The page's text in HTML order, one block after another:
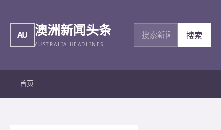
AU 澳洲新闻头条
AUSTRALIA HEADLINES
搜索新闻
搜索
首页